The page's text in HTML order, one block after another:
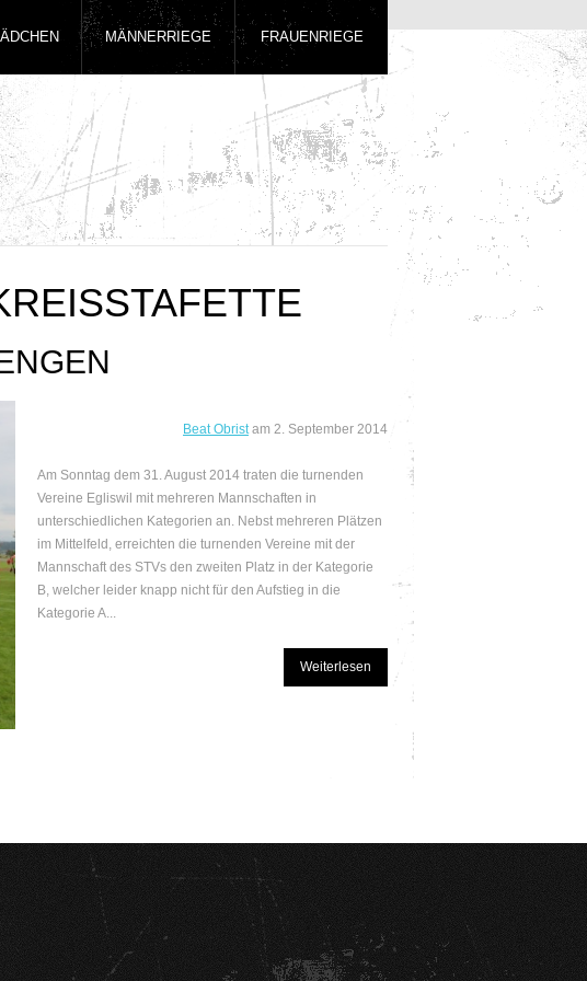
MÄNNERRIEGE FRAUENRIEGE
Beat Obristam 2. September 2014
Am Sonntag dem 31. August 2014 traten die turnenden
Vereine Egliswil mit mehreren Mannschaften in
unterschiedlichen Kategorien an. Nebst mehreren Plätzen
im Mittelfeld, erreichten die turnenden Vereine mit der
Mannschaft des STVs den zweiten Platz in der Kategorie
B, welcher leider knapp nicht für den Aufstieg in die
Kategorie A...
Weiterlesen